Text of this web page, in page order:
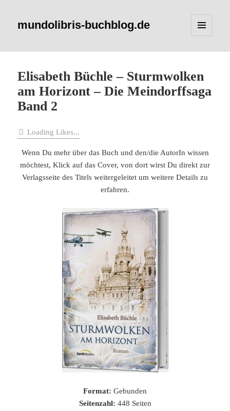
mundolibris-buchblog.de
WIDGETS
Elisabeth Büchle – Sturmwolken
am Horizont – Die Meindorffsaga
Band 2
Loading Likes...
Wenn Du mehr über das Buch und den/die AutorIn wissen
möchtest, Klick auf das Cover, von dort wirst Du direkt zur
Verlagsseite des Titels weitergeleitet um weitere Details zu
erfahren.
Format: Gebunden
Seitenzahl: 448 Seiten